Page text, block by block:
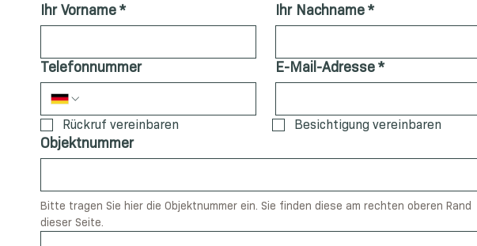
Ihr Vorname* Ihr Nachname*
Telefonnummer E-Mail-Adresse*
Rückruf vereinbaren Besichtigung vereinbaren
Objektnummer
Bitte tragen Sie hier die Objektnummer ein. Sie finden diese am rechten oberen Rand
dieser Seite.